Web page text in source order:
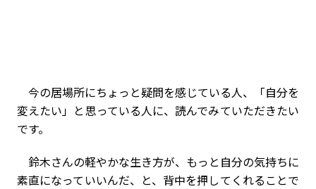
今の居場所にちょっと疑問を感じている人、「自分を
変えたい」と思っている人に、読んでみていただきたい
です。
鈴木さんの軽やかな生き方が、もっと自分の気持ちに
素直になっていいんだ、と、背中を押してくれることで